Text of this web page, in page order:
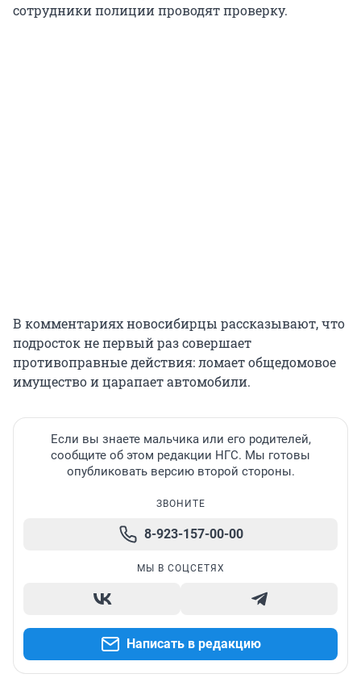
сотрудники полиции проводят проверку.
В комментариях новосибирцы рассказывают, что
подросток не первый раз совершает
противоправные действия: ломает общедомовое
имущество и царапает автомобили.
Если вы знаете мальчика или его родителей,
сообщите об этом редакции НГС. Мы готовы
опубликовать версию второй стороны.
ЗВОНИТЕ
8-923-157-00-00
МЫ В СОЦСЕТЯХ
Написать в редакцию